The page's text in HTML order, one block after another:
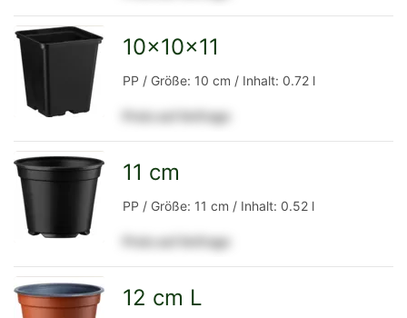
Detailseite
Detailseite
10x10x11
PP / Größe: 10 cm / Inhalt: 0.72 l
Preis auf Anfrage
Detailseite
11 cm
PP / Größe: 11 cm / Inhalt: 0.52 l
Preis auf Anfrage
12 cm L